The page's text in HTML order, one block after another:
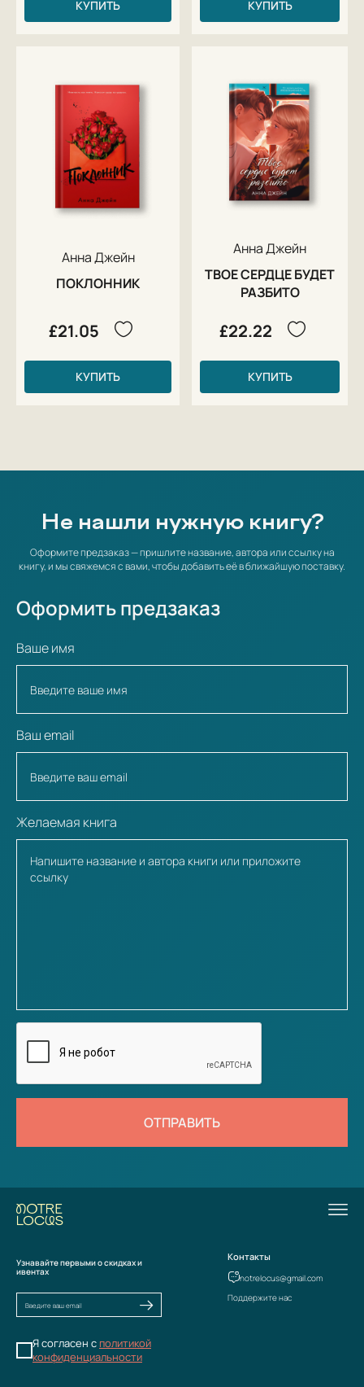
КУПИТЬ КУПИТЬ
Анна Джейн
ПОКЛОННИК
£21.05
КУПИТЬ
Анна Джейн
ТВОЕ СЕРДЦЕ БУДЕТ
РАЗБИТО
£22.22
КУПИТЬ
Не нашли нужную книгу?
Оформите предзаказ — пришлите название, автора или ссылку на
книгу, и мы свяжемся с вами, чтобы добавить её в ближайшую поставку.
Оформить предзаказ
Ваше имя
Ваш email
Желаемая книга
ОТПРАВИТЬ
Узнавайте первыми о скидках и
ивентах
Я согласен с политикой
конфиденциальности
Контакты
notrelocus@gmail.com
Поддержите нас